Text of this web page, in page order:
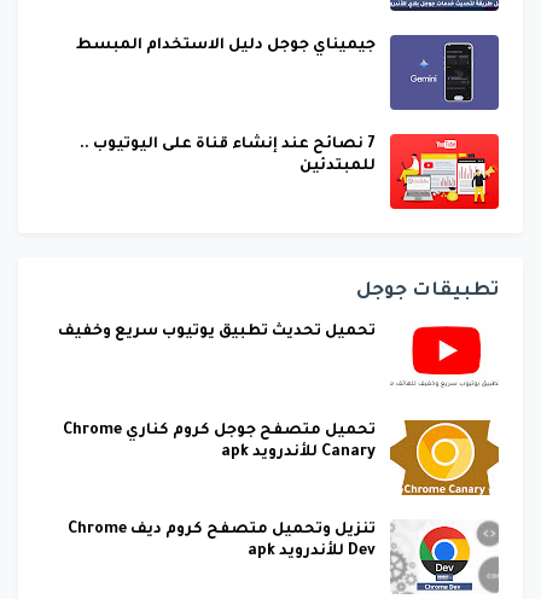
جيميناي جوجل دليل الاستخدام المبسط
7 نصائح عند إنشاء قناة على اليوتيوب ..
للمبتدئين
تطبيقات جوجل
تحميل تحديث تطبيق يوتيوب سريع وخفيف
تحميل متصفح جوجل كروم كناري Chrome
Canary للأندرويد apk
تنزيل وتحميل متصفح كروم ديف Chrome
Dev للأندرويد apk